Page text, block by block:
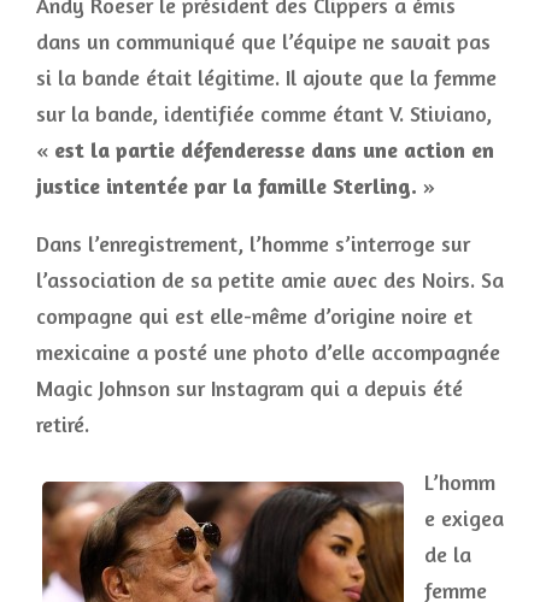
dans un communiqué que l’équipe ne savait pas
si la bande était légitime. Il ajoute que la femme
sur la bande, identifiée comme étant V. Stiviano,
« est la partie défenderesse dans une action en
justice intentée par la famille Sterling. »
Dans l’enregistrement, l’homme s’interroge sur
l’association de sa petite amie avec des Noirs. Sa
compagne qui est elle-même d’origine noire et
mexicaine a posté une photo d’elle accompagnée
Magic Johnson sur Instagram qui a depuis été
retiré.
L’homm
e exigea
de la
femme